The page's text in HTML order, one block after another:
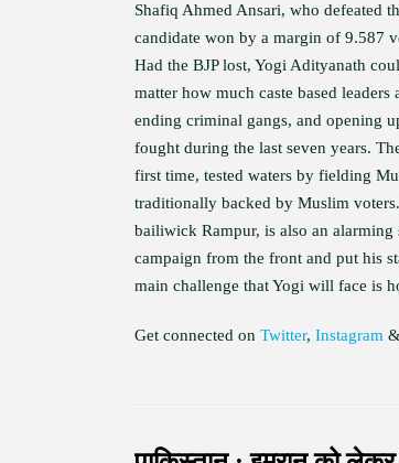
Shafiq Ahmed Ansari, who defeated
candidate won by a margin of 9.587
Had the BJP lost, Yogi Adityanath
matter how much caste based
ending criminal gangs, and opening
fought during the last seven years.
first time, tested waters by fielding
traditionally backed by Muslim
bailiwick Rampur, is also an
campaign from the front and put his
main challenge that Yogi will face is
Get connected on Twitter, Instagram &